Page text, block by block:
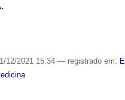
12/2021 15:34— registrado em: